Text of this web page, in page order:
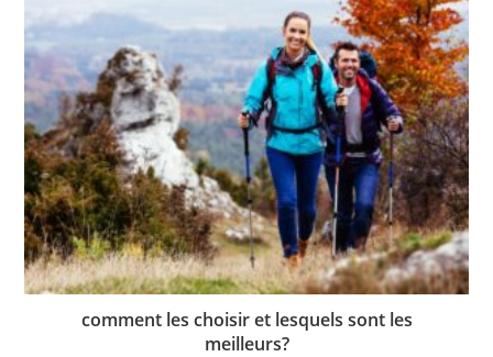
comment les choisir et lesquels sont les
meilleurs?